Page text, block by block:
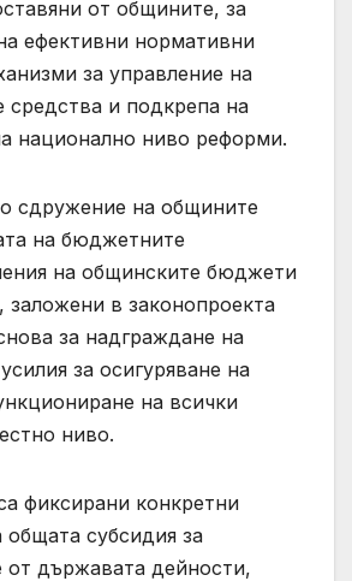
от общините, за
ефективни нормативни
за управление на
средства и подкрепа на
национално ниво реформи.
сдружение на общините
на бюджетните
на общинските бюджети
заложени в законопроекта
за надграждане на
за осигуряване на
на всички
ниво.
фиксирани конкретни
общата субсидия за
от държавата дейности,